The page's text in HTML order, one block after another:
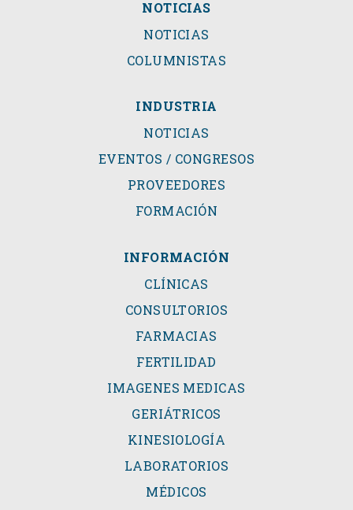
NOTICIAS
NOTICIAS
COLUMNISTAS
INDUSTRIA
NOTICIAS
EVENTOS / CONGRESOS
PROVEEDORES
FORMACIÓN
INFORMACIÓN
CLÍNICAS
CONSULTORIOS
FARMACIAS
FERTILIDAD
IMAGENES MEDICAS
GERIÁTRICOS
KINESIOLOGÍA
LABORATORIOS
MÉDICOS